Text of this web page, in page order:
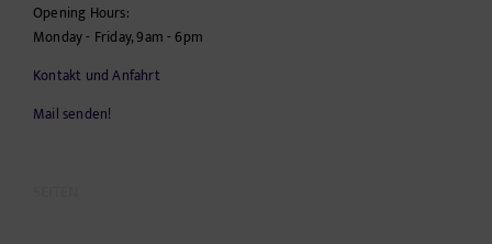
Opening Hours:
Monday - Friday, 9am - 6pm
Kontakt und Anfahrt
Mail senden!